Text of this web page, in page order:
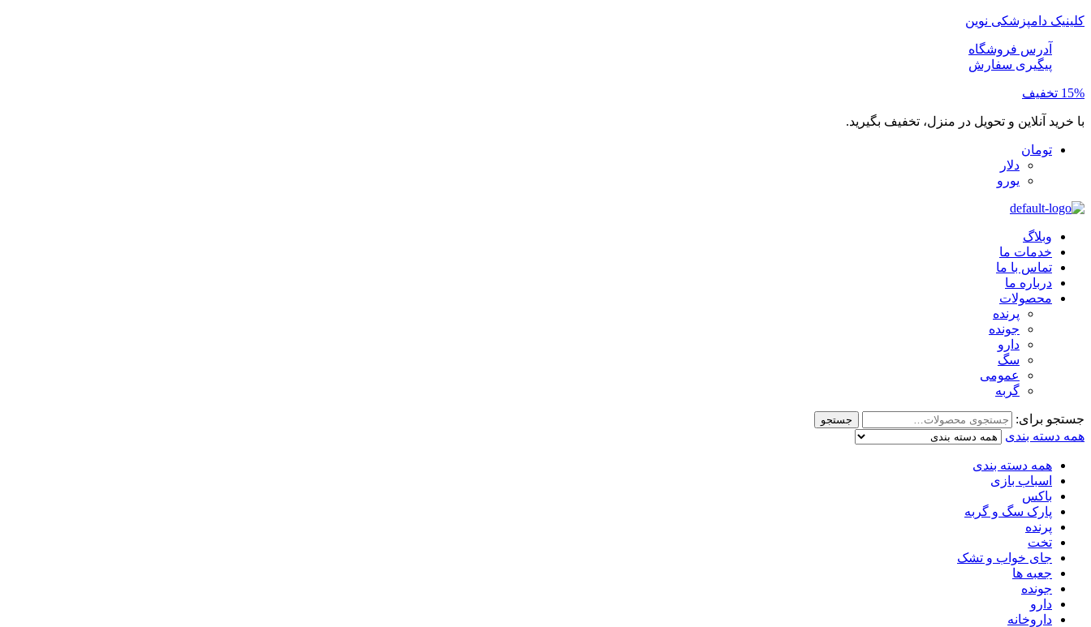
کلینیک دامپزشکی نوین
آدرس فروشگاه
پیگیری سفارش
15% تخفیف
با خرید آنلاین و تحویل در منزل، تخفیف بگیرید.
تومان
دلار
یورو
وبلاگ
خدمات ما
تماس با ما
درباره ما
محصولات
پرنده
جونده
دارو
سگ
عمومی
گربه
جستجو برای: جستجو
همه دسته بندی
همه دسته بندی
اسباب بازی
باکس
پارک سگ و گربه
پرنده
تخت
جای خواب و تشک
جعبه ها
جونده
دارو
داروخانه